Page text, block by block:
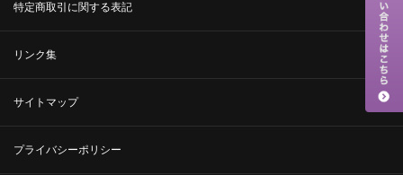
特定商取引に関する表記
リンク集
サイトマップ
プライバシーポリシー